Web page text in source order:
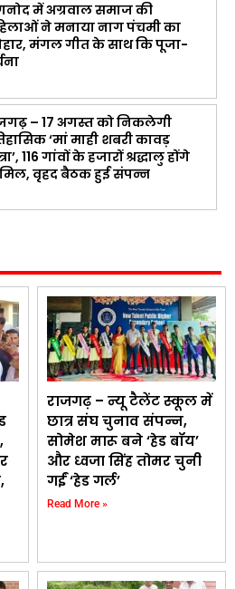
में अग्रवाल समाज की
ने मनाया नाग पंचमी का
मंगल गीत के साथ कि पूजा-
– 17 अगस्त को निकलेगी
‘मां माही शबरी कावड़
116 गांवों के हजारों श्रद्धालु होंगे
वृहद बैठक हुई संपन्न
राजगढ़ – न्यू टैलेंट स्कूल में
छात्र संघ चुनाव संपन्न,
सोमेश मारू बने ‘हेड बॉय’
और ध्वजा सिंह तोमर चुनी
गईं ‘हेड गर्ल’
Read More »